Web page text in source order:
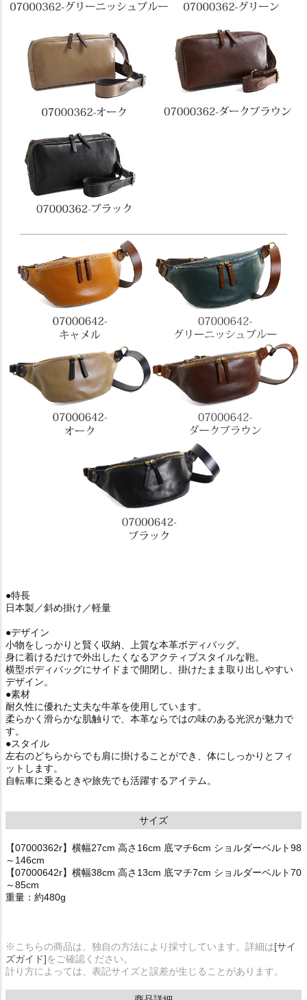
●特長
日本製／斜め掛け／軽量
●デザイン
小物をしっかりと賢く収納、上質な本革ボディバッグ。
身に着けるだけで外出したくなるアクティブスタイルな鞄。
横型ボディバッグにサイドまで開閉し、掛けたまま取り出しやすい
デザイン。
●素材
耐久性に優れた丈夫な牛革を使用しています。
柔らかく滑らかな肌触りで、本革ならではの味のある光沢が魅力で
す。
●スタイル
左右のどちらからでも肩に掛けることができ、体にしっかりとフィ
ットします。
自転車に乗るときや旅先でも活躍するアイテム。
サイズ
【07000362r】横幅27cm 高さ16cm 底マチ6cm ショルダーベルト98
～146cm
【07000642r】横幅38cm 高さ13cm 底マチ7cm ショルダーベルト70
～85cm
重量：約480g
※こちらの商品は、独自の方法により採寸しています。詳細は[サイ
ズガイド]をご確認ください。
計り方によっては、表記サイズと誤差が生じることがあります。